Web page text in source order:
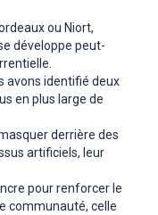
ou Niort,
développe peut-
avons identifié deux
en plus large de
derrière des
artificiels, leur
pour renforcer le
communauté, celle